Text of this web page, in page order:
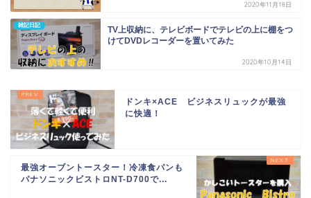
2020年11月18日
雑記日記
TV上収納に、テレビボードでテレビの上に棚をつ
けてDVDレコーダーを置いてみた
2020年10月14日
ドンキ×ACE ビジネスリュックが最強
に快適！
最強オーブントースター！冷凍食パンも
パナソニックビストロNT-D700で...